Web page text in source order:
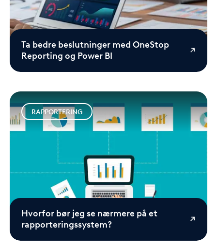
Ta bedre beslutninger med OneStop
Reporting og Power BI
RAPPORTERING
Hvorfor bør jeg se nærmere på et
rapporteringssystem?